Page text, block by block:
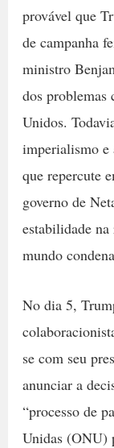
provável que
de campanha
ministro
dos problemas
Unidos.
imperialismo e
que repercute
governo de
estabilidade
mundo
No dia 5,
se com seu
anunciar a
“processo de
Unidas (ONU)